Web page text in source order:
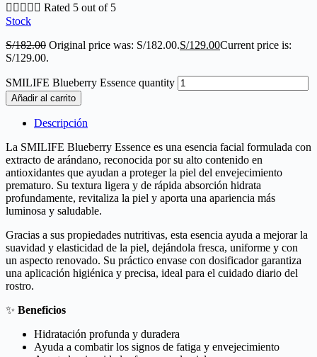
     Rated 5 out of 5
Stock
S/182.00 Original price was: S/182.00.S/129.00Current price is:
S/129.00.
SMILIFE Blueberry Essence quantity
Añadir al carrito
Descripción
La SMILIFE Blueberry Essence es una esencia facial formulada con
extracto de arándano, reconocida por su alto contenido en
antioxidantes que ayudan a proteger la piel del envejecimiento
prematuro. Su textura ligera y de rápida absorción hidrata
profundamente, revitaliza la piel y aporta una apariencia más
luminosa y saludable.
Gracias a sus propiedades nutritivas, esta esencia ayuda a mejorar la
suavidad y elasticidad de la piel, dejándola fresca, uniforme y con
un aspecto renovado. Su práctico envase con dosificador garantiza
una aplicación higiénica y precisa, ideal para el cuidado diario del
rostro.
✨ Beneficios
Hidratación profunda y duradera
Ayuda a combatir los signos de fatiga y envejecimiento